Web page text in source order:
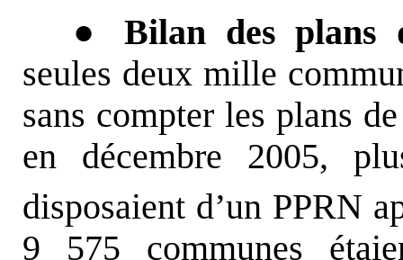
● Bilan des plans
seules deux mille
sans compter les plans
en décembre 2005,
disposaient d’un PPRN
9 575 communes